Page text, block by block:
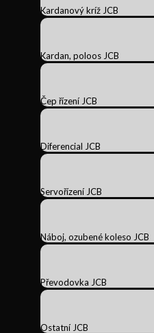
Kardanový kríž JCB
Kardan, poloos JCB
Čep řízení JCB
Diferencial JCB
Servořízení JCB
Náboj, ozubené koleso JCB
Převodovka JCB
Ostatní JCB